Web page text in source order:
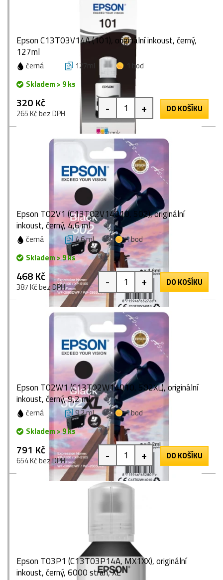
Epson C13T03V14A (101), originální inkoust, černý,
127ml
černá 127ml
1 bod
Skladem > 9 ks
320 Kč
265 Kč bez DPH - + DO KOŠÍKU
Epson T02V1 (C13T02V14010, 502), originální
inkoust, černý, 4,6 ml
černá 4,6 ml
1 bod
Skladem > 9 ks
468 Kč
387 Kč bez DPH - + DO KOŠÍKU
Epson T02W1 (C13T02W14010, 502XL), originální
inkoust, černý, 9,2 ml
černá 9,2 ml
1 bod
Skladem > 9 ks
791 Kč
654 Kč bez DPH - + DO KOŠÍKU
Epson T03P1 (C13T03P14A, MX1XX), originální
inkoust, černý, 6000 stran, XL